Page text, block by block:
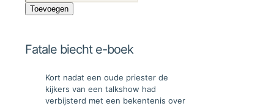
biecht
e-
Toevoegen
Fatale biecht e-boek
Kort nadat een oude priester de
kijkers van een talkshow had
verbijsterd met een bekentenis over